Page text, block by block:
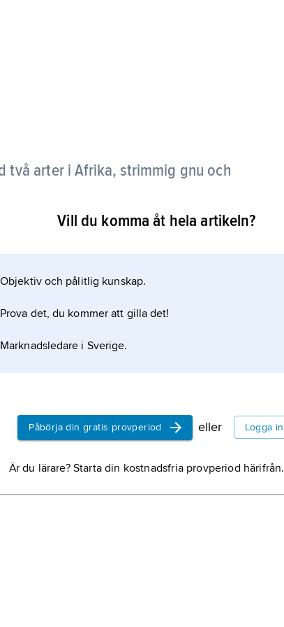
två arter i Afrika, strimmig gnu och
Vill du komma åt hela artikeln?
Objektiv och pålitlig kunskap.
Prova det, du kommer att gilla det!
Marknadsledare i Sverige.
Påbörja din gratis provperiod eller Logga in
Är du lärare? Starta din kostnadsfria provperiod härifrån.